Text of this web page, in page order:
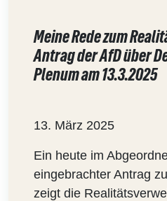
Meine Rede zum
Antrag der AfD über
Plenum am 13.3.2025
13. März 2025
Ein heute im
eingebrachter Antrag
zeigt die